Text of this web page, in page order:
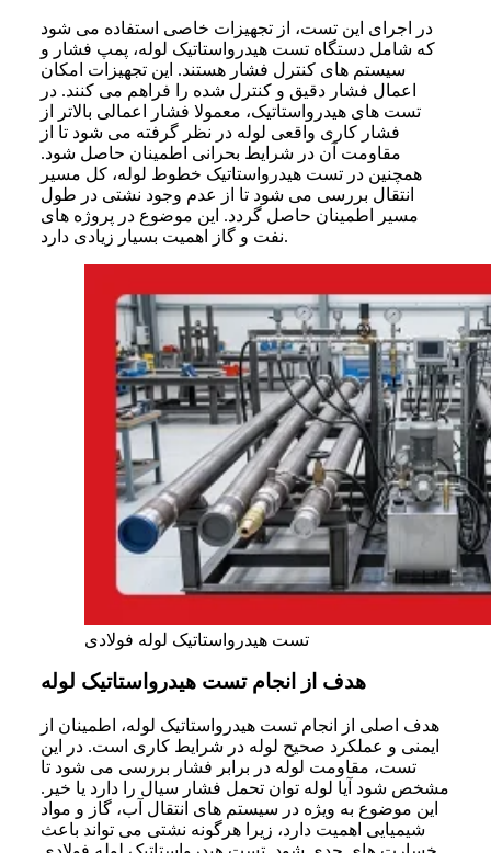
در اجرای این تست، از تجهیزات خاصی استفاده می شود
که شامل دستگاه تست هیدرواستاتیک لوله، پمپ فشار و
سیستم های کنترل فشار هستند. این تجهیزات امکان
اعمال فشار دقیق و کنترل شده را فراهم می کنند. در
تست های هیدرواستاتیک، معمولا فشار اعمالی بالاتر از
فشار کاری واقعی لوله در نظر گرفته می شود تا از
مقاومت آن در شرایط بحرانی اطمینان حاصل شود.
همچنین در تست هیدرواستاتیک خطوط لوله، کل مسیر
انتقال بررسی می شود تا از عدم وجود نشتی در طول
مسیر اطمینان حاصل گردد. این موضوع در پروژه های
نفت و گاز اهمیت بسیار زیادی دارد.
تست هیدرواستاتیک لوله فولادی
هدف از انجام تست هیدرواستاتیک لوله
هدف اصلی از انجام تست هیدرواستاتیک لوله، اطمینان از
ایمنی و عملکرد صحیح لوله در شرایط کاری است. در این
تست، مقاومت لوله در برابر فشار بررسی می شود تا
مشخص شود آیا لوله توان تحمل فشار سیال را دارد یا خیر.
این موضوع به ویژه در سیستم های انتقال آب، گاز و مواد
شیمیایی اهمیت دارد، زیرا هرگونه نشتی می تواند باعث